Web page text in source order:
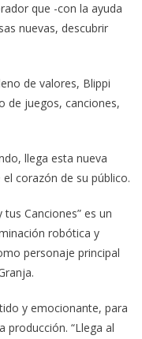
que -con la ayuda
nuevas, descubrir
de valores, Blippi
de juegos, canciones,
llega esta nueva
corazón de su público.
Canciones” es un
robótica y
personaje principal
y emocionante, para
producción. “Llega al